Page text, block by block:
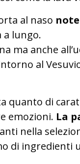
al naso
a lungo.
ma anche
al
quanto di
emozioni. La
nella
di ingredienti